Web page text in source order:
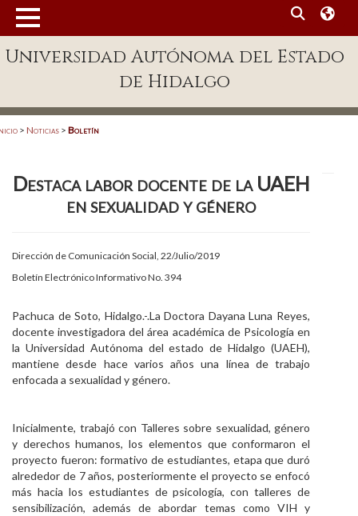
Enlaces
Patronato
Publicaciones en línea
Acreditación Internacional
Alumnado
Aspirantes
Personal
Visitantes
Universidad Autónoma del Estado
de Hidalgo
> Noticias > Boletín
Destaca labor docente de la UAEH
en sexualidad y género
Dirección de Comunicación Social, 22/Julio/2019
Boletín Electrónico Informativo No. 394
Pachuca de Soto, Hidalgo.-.La Doctora Dayana Luna Reyes,
docente investigadora del área académica de Psicología en
la Universidad Autónoma del estado de Hidalgo (UAEH),
mantiene desde hace varios años una línea de trabajo
enfocada a sexualidad y género.
Inicialmente, trabajó con Talleres sobre sexualidad, género
y derechos humanos, los elementos que conformaron el
proyecto fueron: formativo de estudiantes, etapa que duró
alrededor de 7 años, posteriormente el proyecto se enfocó
más hacia los estudiantes de psicología, con talleres de
sensibilización, además de abordar temas como VIH y